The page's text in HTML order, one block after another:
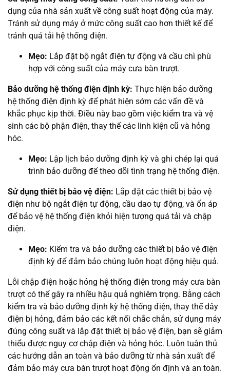
dụng của nhà sản xuất về công suất hoạt động của máy.
Tránh sử dụng máy ở mức công suất cao hơn thiết kế để
tránh quá tải hệ thống điện.
Mẹo: Lắp đặt bộ ngắt điện tự động và cầu chì phù
hợp với công suất của máy cưa bàn trượt.
Bảo dưỡng hệ thống điện định kỳ: Thực hiện bảo dưỡng
hệ thống điện định kỳ để phát hiện sớm các vấn đề và
khắc phục kịp thời. Điều này bao gồm việc kiểm tra và vệ
sinh các bộ phận điện, thay thế các linh kiện cũ và hỏng
hóc.
Mẹo: Lập lịch bảo dưỡng định kỳ và ghi chép lại quá
trình bảo dưỡng để theo dõi tình trạng hệ thống điện.
Sử dụng thiết bị bảo vệ điện: Lắp đặt các thiết bị bảo vệ
điện như bộ ngắt điện tự động, cầu dao tự động, và ổn áp
để bảo vệ hệ thống điện khỏi hiện tượng quá tải và chập
điện.
Mẹo: Kiểm tra và bảo dưỡng các thiết bị bảo vệ điện
định kỳ để đảm bảo chúng luôn hoạt động hiệu quả.
Lỗi chập điện hoặc hỏng hệ thống điện trong máy cưa bàn
trượt có thể gây ra nhiều hậu quả nghiêm trọng. Bằng cách
kiểm tra và bảo dưỡng định kỳ hệ thống điện, thay thế dây
điện bị hỏng, đảm bảo các kết nối chắc chắn, sử dụng máy
đúng công suất và lắp đặt thiết bị bảo vệ điện, bạn sẽ giảm
thiểu được nguy cơ chập điện và hỏng hóc. Luôn tuân thủ
các hướng dẫn an toàn và bảo dưỡng từ nhà sản xuất để
đảm bảo máy cưa bàn trượt hoạt động ổn định và an toàn.